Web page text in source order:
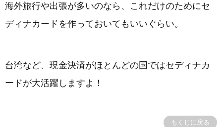
海外旅行や出張が多いのなら、これだけのためにセ
ディナカードを作っておいてもいいぐらい。
台湾など、現金決済がほとんどの国ではセディナカ
ードが大活躍しますよ！
もくじに戻る